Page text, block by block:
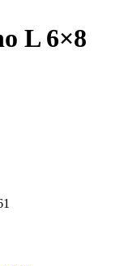
L 6×8